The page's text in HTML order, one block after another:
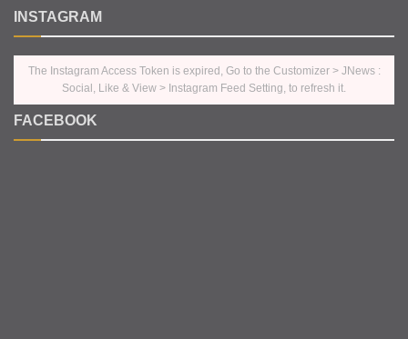
INSTAGRAM
The Instagram Access Token is expired, Go to the Customizer > JNews :
Social, Like & View > Instagram Feed Setting, to refresh it.
FACEBOOK